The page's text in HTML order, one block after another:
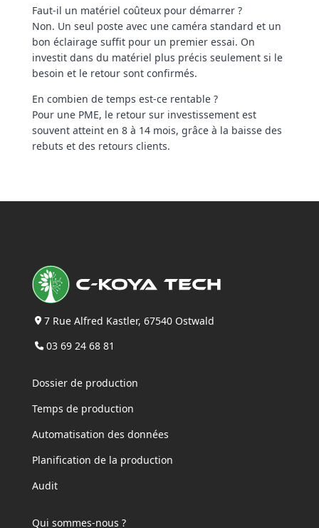
Faut-il un matériel coûteux pour démarrer ?
Non. Un seul poste avec une caméra standard et un
bon éclairage suffit pour un premier essai. On
investit dans du matériel plus précis seulement si le
besoin et le retour sont confirmés.
En combien de temps est-ce rentable ?
Pour une PME, le retour sur investissement est
souvent atteint en 8 à 14 mois, grâce à la baisse des
rebuts et des retours clients.
7 Rue Alfred Kastler, 67540 Ostwald
03 69 24 68 81
Dossier de production
Temps de production
Automatisation des données
Planification de la production
Audit
Qui sommes-nous ?